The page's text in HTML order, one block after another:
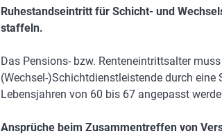
Ruhestandseintritt für Schicht- und
staffeln.
Das Pensions- bzw. Renteneintrittsalter
(Wechsel-)Schichtdienstleistende durch eine
Lebensjahren von 60 bis 67 angepasst
Ansprüche beim Zusammentreffen von